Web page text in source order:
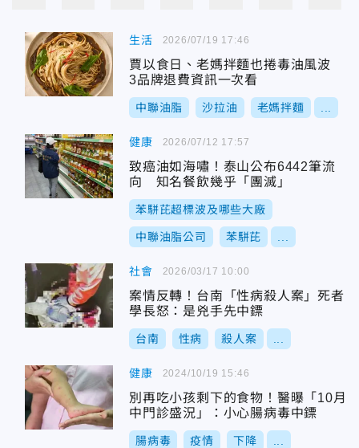
生活
賈以食日、老媽拌麵也捲毒油風波
3品牌退費資訊一次看
中聯油脂 沙拉油 老媽拌麵
2026/07/19 17:46
健康
致癌油如海嘯！泰山公布6442筆流
向 知名餐飲幾乎「團滅」
苯駢芘超標波及哪些大廠
中聯油脂公司 苯駢芘
2026/07/12 17:57
社會
案情反轉！台南「性病殺人案」死者
學長怒：是兇手先中鏢
台南 性病 殺人案
2026/03/17 10:00
健康
別再吃小孩剩下的食物！醫曝「10月
中門診盛況」：小心腸病毒中鏢
腸病毒 疫情 下降
2024/10/19 15:46